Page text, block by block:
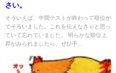
さい。
そういえば、中間テストが終わって順位が
でそろいました。これを伝えなきゃと思っ
ていて忘れていました。 明らかな順位上
昇がみられましたら、ぜひ手...